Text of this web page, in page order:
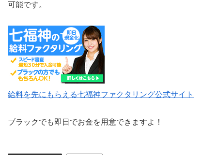
可能です。
給料を先にもらえる七福神ファクタリング公式サイト
ブラックでも即日でお金を用意できますよ！